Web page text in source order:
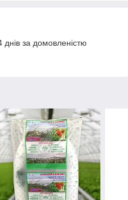
за домовленістю